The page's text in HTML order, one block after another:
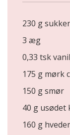
230 g sukker
3 æg
0,33 tsk
175 g mørk
150 g smør
40 g usødet
160 g